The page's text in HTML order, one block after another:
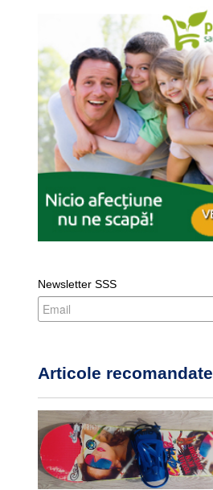
Newsletter SSS
Articole recomandate